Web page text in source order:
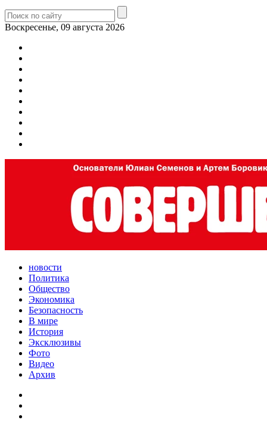
Воскресенье, 09 августа 2026
новости
Политика
Общество
Экономика
Безопасность
В мире
История
Эксклюзивы
Фото
Видео
Архив